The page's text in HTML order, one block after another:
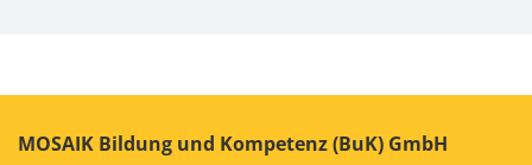
MOSAIK Bildung und Kompetenz (BuK) GmbH